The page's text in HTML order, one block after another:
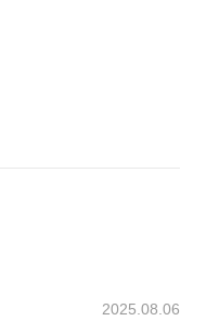
额超过1.5个亿；
2025.08.06